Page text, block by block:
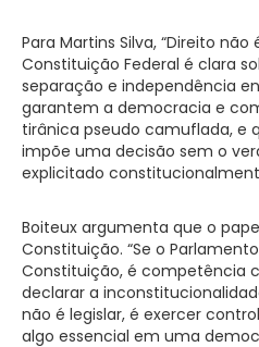
Para Martins Silva, “Direito não
Constituição Federal é clara
separação e independência
garantem a democracia e
tirânica pseudo camuflada, e
impõe uma decisão sem o
explicitado
Boiteux argumenta que o
Constituição. “Se o
Constituição, é competência
declarar a
não é legislar, é exercer
algo essencial em uma